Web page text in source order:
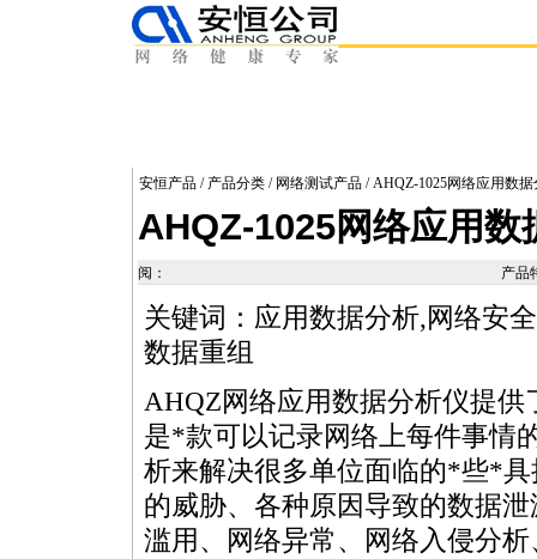
安恒产品 / 产品分类 / 网络测试产品 / AHQZ-1025网络应用数
AHQZ-1025网络应用数
阅： 产品
关键词：应用数据分析,网络安
数据重组
AHQZ网络应用数据分析仪提供
是*款可以记录网络上每件事情
析来解决很多单位面临的*些*具
的威胁、各种原因导致的数据
滥用、网络异常、网络入侵分